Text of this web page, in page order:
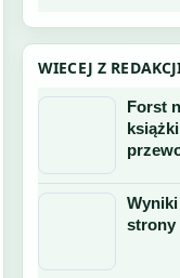
WIECEJ Z
Forst
strony